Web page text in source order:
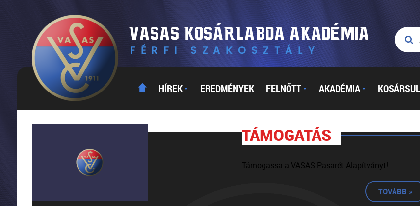
HÍREK ▼ EREDMÉNYEK FELNŐTT ▼ AKADÉMIA ▼
TÁMOGATÁS
Támogassa a VASAS-Pasarét Alapítványt!
TOVÁBB »